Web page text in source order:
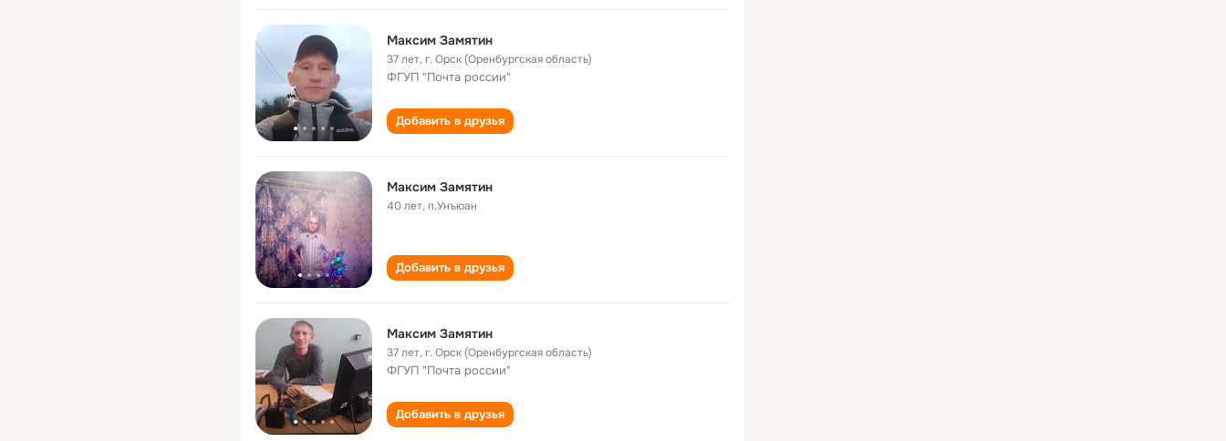
Максим Замятин
37 лет,г. Орск (Оренбургская область)
ФГУП "Почта россии"
Добавить в друзья
Максим Замятин
40 лет,п.Унъюан
Добавить в друзья
Максим Замятин
37 лет,г. Орск (Оренбургская область)
ФГУП "Почта россии"
Добавить в друзья